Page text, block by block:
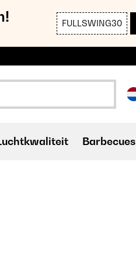
FULLSWING30
Barbecues